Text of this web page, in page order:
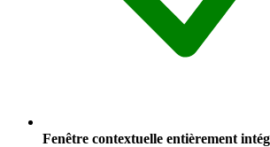
Fenêtre contextuelle entièrement